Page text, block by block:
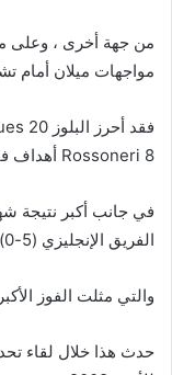
من جهة أخرى ، وعلى
مواجهات ميلان أمام
Rossoneri 8 أهداف فقط.
في جانب أكبر نتيجة
الفريق الإنجليزي (5-0).
والتي مثلت الفوز
حدث هذا خلال لقاء